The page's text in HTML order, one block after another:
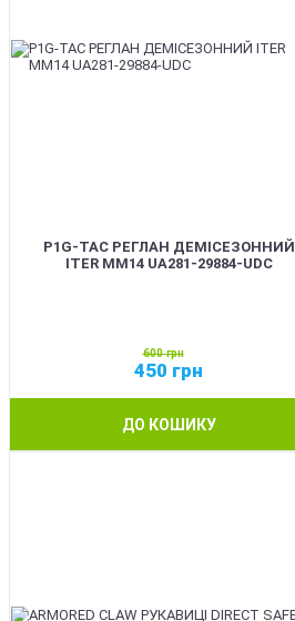
P1G-TAC РЕГЛАН ДЕМІСЕЗОННИЙ
ITER ММ14 UA281-29884-UDC
600грн
450 грн
ДО КОШИКУ